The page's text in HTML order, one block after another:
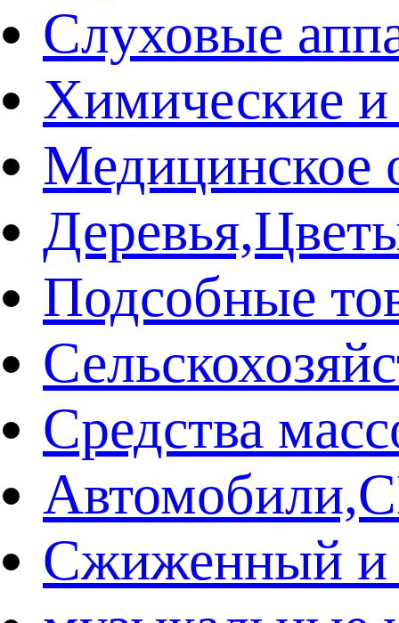
Слуховые
Химические
Медицинское
Подсобные
Средства
Сжиженный и